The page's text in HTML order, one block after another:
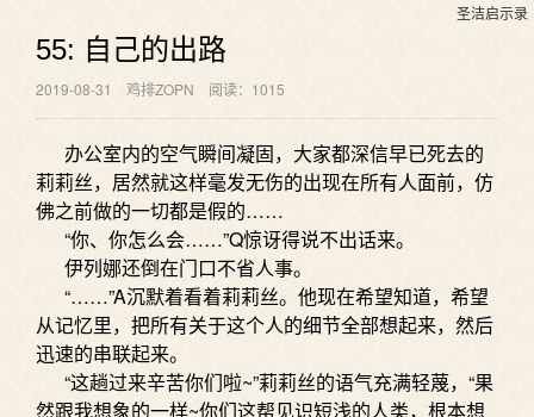
圣洁启示录
55: 自己的出路
2019-08-31 鸡排ZOPN 阅读：1015
办公室内的空气瞬间凝固，大家都深信早已死去的
莉莉丝，居然就这样毫发无伤的出现在所有人面前，仿
佛之前做的一切都是假的……
“你、你怎么会……”Q惊讶得说不出话来。
伊列娜还倒在门口不省人事。
“……”A沉默着看着莉莉丝。他现在希望知道，希望
从记忆里，把所有关于这个人的细节全部想起来，然后
迅速的串联起来。
“这趟过来辛苦你们啦~”莉莉丝的语气充满轻蔑，“果
然跟我想象的一样~你们这帮见识短浅的人类，根本想